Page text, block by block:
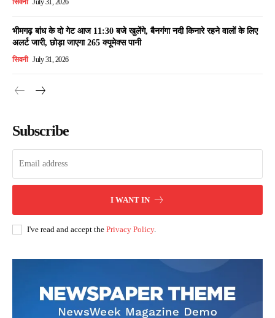
सिवनी July 31, 2026
भीमगढ़ बांध के दो गेट आज 11:30 बजे खुलेंगे, बैनगंगा नदी किनारे रहने वालों के लिए
अलर्ट जारी, छोड़ा जाएगा 265 क्यूमेक्स पानी
सिवनी July 31, 2026
Subscribe
I WANT IN
I've read and accept the Privacy Policy.